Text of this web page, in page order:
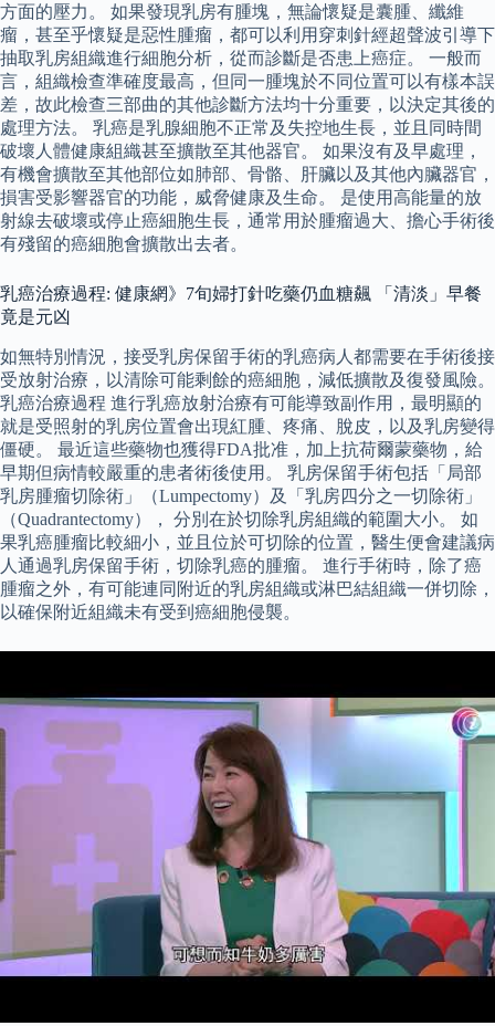
方面的壓力。 如果發現乳房有腫塊，無論懷疑是囊腫、纖維
瘤，甚至乎懷疑是惡性腫瘤，都可以利用穿刺針經超聲波引導下
抽取乳房組織進行細胞分析，從而診斷是否患上癌症。 一般而
言，組織檢查準確度最高，但同一腫塊於不同位置可以有樣本誤
差，故此檢查三部曲的其他診斷方法均十分重要，以決定其後的
處理方法。 乳癌是乳腺細胞不正常及失控地生長，並且同時間
破壞人體健康組織甚至擴散至其他器官。 如果沒有及早處理，
有機會擴散至其他部位如肺部、骨骼、肝臟以及其他內臟器官，
損害受影響器官的功能，威脅健康及生命。 是使用高能量的放
射線去破壞或停止癌細胞生長，通常用於腫瘤過大、擔心手術後
有殘留的癌細胞會擴散出去者。
乳癌治療過程: 健康網》7旬婦打針吃藥仍血糖飆 「清淡」早餐
竟是元凶
如無特別情況，接受乳房保留手術的乳癌病人都需要在手術後接
受放射治療，以清除可能剩餘的癌細胞，減低擴散及復發風險。
乳癌治療過程 進行乳癌放射治療有可能導致副作用，最明顯的
就是受照射的乳房位置會出現紅腫、疼痛、脫皮，以及乳房變得
僵硬。 最近這些藥物也獲得FDA批准，加上抗荷爾蒙藥物，給
早期但病情較嚴重的患者術後使用。 乳房保留手術包括「局部
乳房腫瘤切除術」（Lumpectomy）及「乳房四分之一切除術」
（Quadrantectomy）， 分別在於切除乳房組織的範圍大小。 如
果乳癌腫瘤比較細小，並且位於可切除的位置，醫生便會建議病
人通過乳房保留手術，切除乳癌的腫瘤。 進行手術時，除了癌
腫瘤之外，有可能連同附近的乳房組織或淋巴結組織一併切除，
以確保附近組織未有受到癌細胞侵襲。